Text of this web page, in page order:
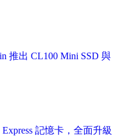
推出 CL100 Mini SSD 與
記憶卡，全面升級